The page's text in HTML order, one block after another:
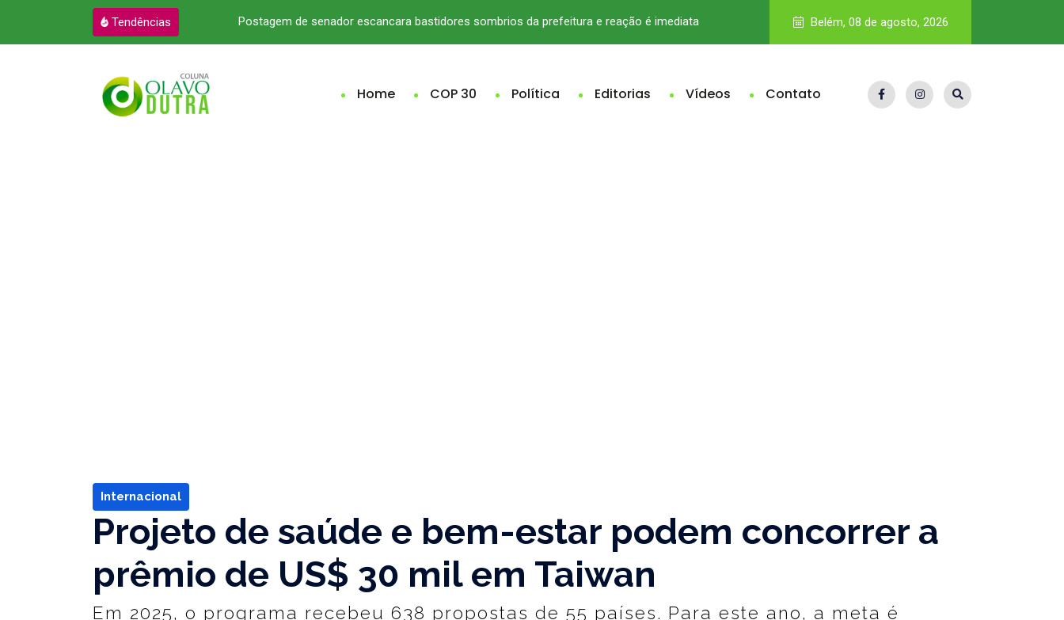
Tendências
academias de alto padrão Postagem de senador escancara bastidores sombrios da prefeitura e reação é imediata Crédito trava, terras desvalorizam, crise atinge agro e cria
Belém, 08 de agosto, 2026
Home COP 30 Política Editorias Vídeos Contato
Internacional
Projeto de saúde e bem-estar podem concorrer a
prêmio de US$ 30 mil em Taiwan
Em 2025, o programa recebeu 638 propostas de 55 países. Para este ano, a meta é